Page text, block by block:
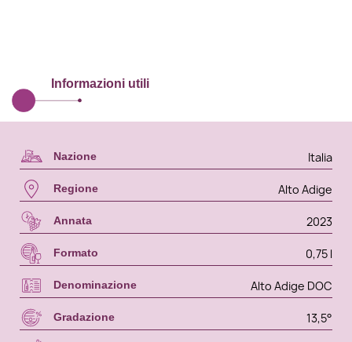
Informazioni utili
Nazione Italia
Regione Alto Adige
Annata 2023
Formato 0,75 l
Denominazione Alto Adige DOC
Gradazione 13,5°